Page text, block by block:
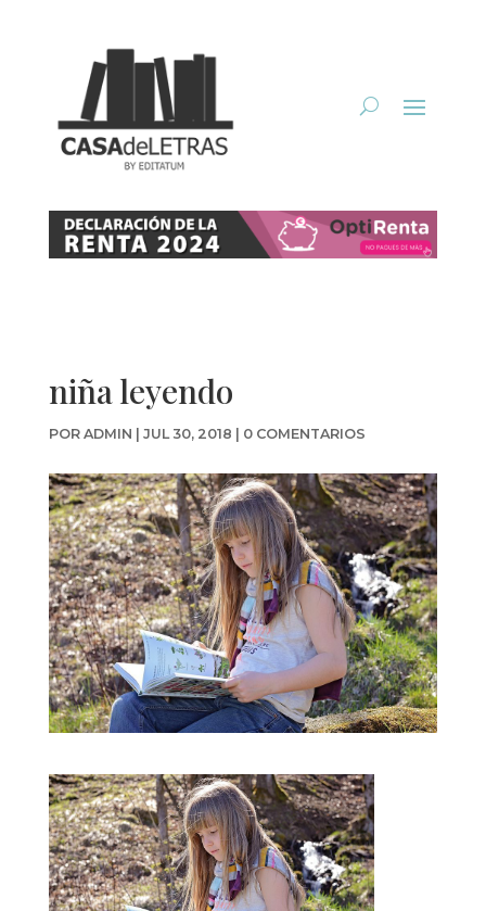
niña leyendo
POR ADMIN JUL 30, 2018 0 COMENTARIOS